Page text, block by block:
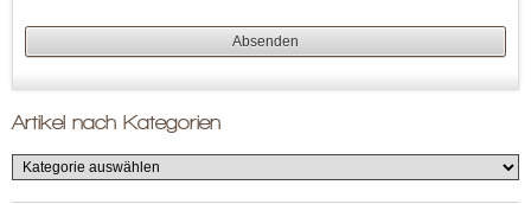
Artikel nach Kategorien